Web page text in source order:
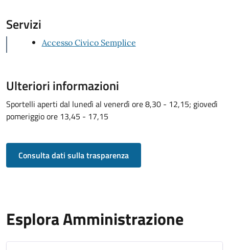
Servizi
Accesso Civico Semplice
Ulteriori informazioni
Sportelli aperti dal lunedì al venerdì ore 8,30 - 12,15; giovedì
pomeriggio ore 13,45 - 17,15
Consulta dati sulla trasparenza
Esplora Amministrazione